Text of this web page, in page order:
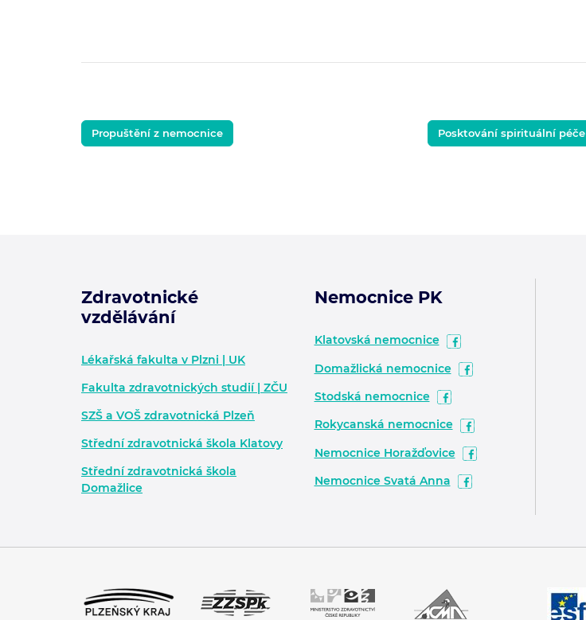
Propuštění z nemocnice Posktování spirituální péče
Zápatí - další informace
Zdravotnické
vzdělávání
Lékařská fakulta v Plzni | UK
Fakulta zdravotnických studií | ZČU
SZŠ a VOŠ zdravotnická Plzeň
Střední zdravotnická škola Klatovy
Střední zdravotnická škola
Domažlice
Nemocnice PK
Klatovská nemocnice
Domažlická nemocnice
Stodská nemocnice
Rokycanská nemocnice
Nemocnice Horažďovice
Nemocnice Svatá Anna